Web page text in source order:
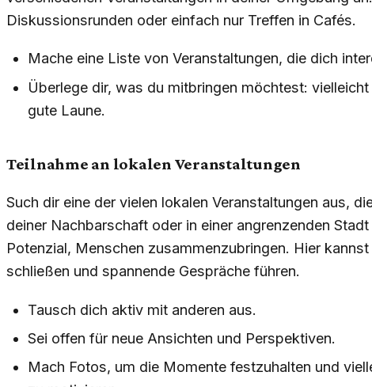
Diskussionsrunden oder einfach nur Treffen in Cafés.
Mache eine Liste von Veranstaltungen, die dich
Überlege dir, was du mitbringen möchtest:
gute Laune.
Teilnahme an lokalen Veranstaltungen
Such dir eine der vielen lokalen Veranstaltungen aus,
deiner Nachbarschaft oder in einer angrenzenden
Potenzial, Menschen zusammenzubringen. Hier
schließen und spannende Gespräche führen.
Tausch dich aktiv mit anderen aus.
Sei offen für neue Ansichten und Perspektiven.
Mach Fotos, um die Momente festzuhalten und